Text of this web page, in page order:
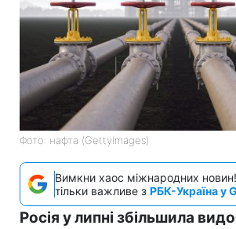
Фото: нафта (GettyImages)
Вимкни хаос міжнародних
тільки важливе з РБК-Україна у
Росія у липні збільшила